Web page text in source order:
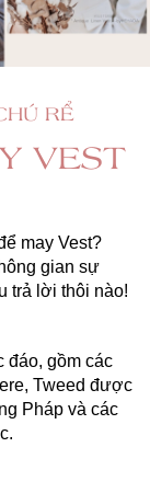
RỂ
VEST
may Vest?
gian sự
trả lời thôi nào!
đáo, gồm các
Tweed được
Pháp và các